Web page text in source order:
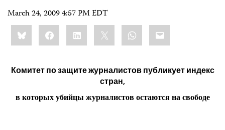
March 24, 2009 4:57 PM EDT
Share
this:BlueskyFacebookLinkedIn WhatsApp
Email
Комитет по защите журналистов публикует индекс
стран,
в которых убийцы журналистов остаются на свободе